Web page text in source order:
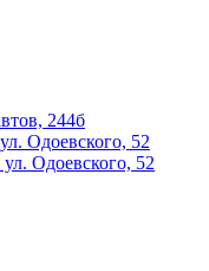
244б
Одоевского, 52
Одоевского, 52